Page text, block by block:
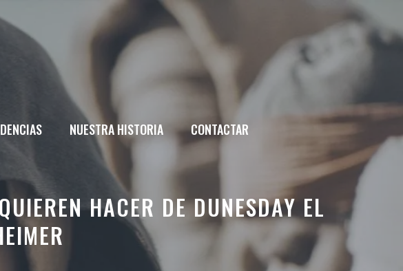
NUESTRA HISTORIA CONTACTAR
HACER DE DUNESDAY EL